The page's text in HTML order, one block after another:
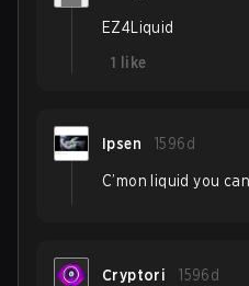
EZ4Liquid
1
like
Ipsen 1596d
C’mon liquid you
Cryptori 1596d